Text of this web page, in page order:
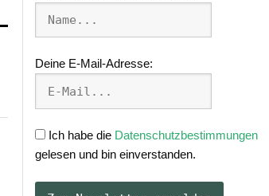
Deine E-Mail-Adresse:
Ich habe die Datenschutzbestimmungen
gelesen und bin einverstanden.